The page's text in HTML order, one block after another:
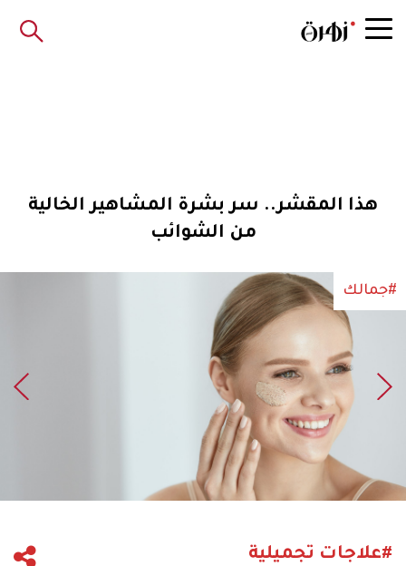
هذا المقشر.. سر بشرة المشاهير الخالية
من الشوائب
#جمالك
#علاجات تجميلية